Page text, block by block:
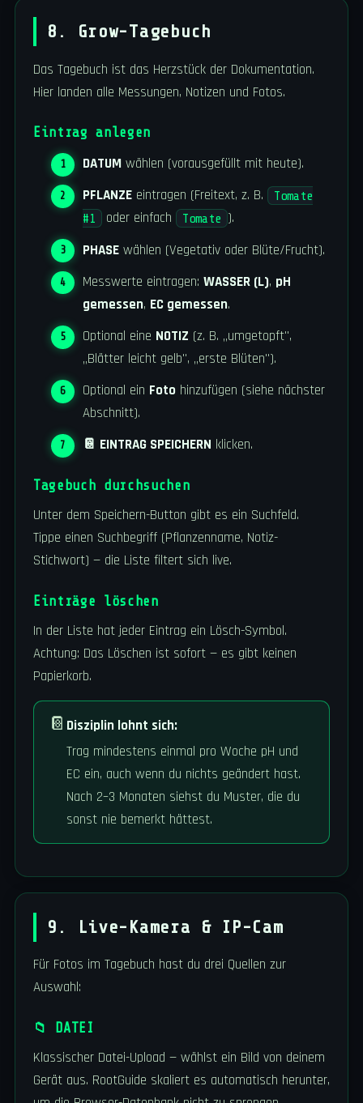
8. Grow-Tagebuch
Das Tagebuch ist das Herzstück der Dokumentation.
Hier landen alle Messungen, Notizen und Fotos.
Eintrag anlegen
DATUMwählen (vorausgefüllt mit heute).
PFLANZEeintragen (Freitext, z. B.
Tomate
#1 oder einfach Tomate ).
PHASEwählen (Vegetativ oder Blüte/Frucht).
Messwerte eintragen: WASSER (L), pH
gemessen, EC gemessen.
Optional eine NOTIZ (z. B. „umgetopft",
„Blätter leicht gelb", „erste Blüten").
Optional ein Fotohinzufügen (siehe nächster
Abschnitt).
📔 EINTRAG SPEICHERN klicken.
Tagebuch durchsuchen
Unter dem Speichern-Button gibt es ein Suchfeld.
Tippe einen Suchbegriff (Pflanzenname, Notiz-
Stichwort) — die Liste filtert sich live.
Einträge löschen
In der Liste hat jeder Eintrag ein Lösch-Symbol.
Achtung: Das Löschen ist sofort — es gibt keinen
Papierkorb.
📔 Disziplin lohnt sich:
Trag mindestens einmal pro Woche pH und
EC ein, auch wenn du nichts geändert hast.
Nach 2–3 Monaten siehst du Muster, die du
sonst nie bemerkt hättest.
9. Live-Kamera & IP-Cam
Für Fotos im Tagebuch hast du drei Quellen zur
Auswahl:
📁 DATEI
Klassischer Datei-Upload — wählst ein Bild von deinem
Gerät aus. RootGuide skaliert es automatisch herunter,